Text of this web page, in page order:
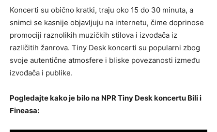
Koncerti su obično kratki, traju oko 15 do 30 minuta, a
snimci se kasnije objavljuju na internetu, čime doprinose
promociji raznolikih muzičkih stilova i izvođača iz
različitih žanrova. Tiny Desk koncerti su popularni zbog
svoje autentične atmosfere i bliske povezanosti između
izvođača i publike.
Pogledajte kako je bilo na NPR Tiny Desk koncertu Bili i
Fineasa: